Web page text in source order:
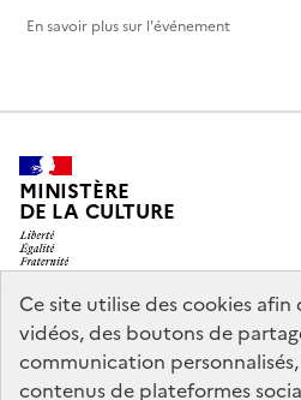
Ce site utilise des cookies
vidéos, des boutons de
communication
contenus de plateformes
En savoir plus sur l'événement
MINISTÈRE
DE LA CULTURE
legifrance.gouv.fr
service-public.gouv.fr